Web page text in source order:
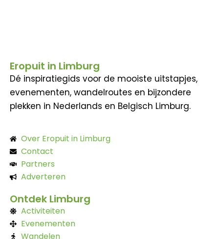
Eropuit in Limburg
Dé inspiratiegids voor de mooiste uitstapjes,
evenementen, wandelroutes en bijzondere
plekken in Nederlands en Belgisch Limburg.
Over Eropuit in Limburg
Contact
Partners
Adverteren
Ontdek Limburg
Activiteiten
Evenementen
Wandelen